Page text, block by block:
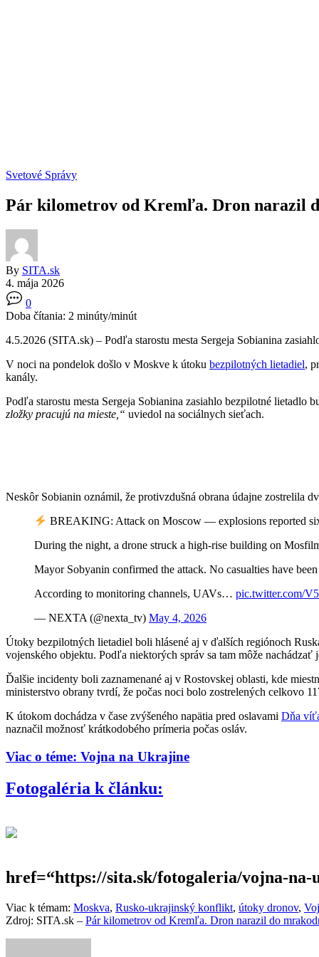
Svetové Správy
Pár kilometrov od Kremľa. Dron narazil
By SITA.sk
4. mája 2026
0
Doba čítania: 2 minúty/minút
4.5.2026 (SITA.sk) – Podľa starostu mesta Sergeja Sobianina
V noci na pondelok došlo v Moskve k útoku bezpilotných lietadiel,
kanály.
Podľa starostu mesta Sergeja Sobianina zasiahlo bezpilotné
zložky pracujú na mieste,“ uviedol na sociálnych sieťach.
Neskôr Sobianin oznámil, že protivzdušná obrana údajne zostrelila
BREAKING: Attack on Moscow — explosions reported
During the night, a drone struck a high-rise building on
Mayor Sobyanin confirmed the attack. No casualties have
According to monitoring channels, UAVs… pic.twitter.com/
— NEXTA (@nexta_tv) May 4, 2026
Útoky bezpilotných lietadiel boli hlásené aj v ďalších regiónoch
vojenského objektu. Podľa niektorých správ sa tam môže nachádzať
Ďalšie incidenty boli zaznamenané aj v Rostovskej oblasti, kde
ministerstvo obrany tvrdí, že počas noci bolo zostrelených celkovo
K útokom dochádza v čase zvýšeného napätia pred oslavami Dňa
naznačil možnosť krátkodobého prímeria počas osláv.
Viac o téme: Vojna na Ukrajine
Fotogaléria k článku:
href=“https://sita.sk/fotogaleria/vojna-
Viac k témam: Moskva, Rusko-ukrajinský konflikt, útoky dronov,
Zdroj: SITA.sk – Pár kilometrov od Kremľa. Dron narazil do